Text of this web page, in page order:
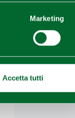
Marketing
Accetta tutti